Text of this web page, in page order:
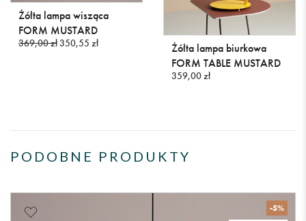
Żółta lampa wisząca
FORM MUSTARD
369,00 zł350,55 zł
Żółta lampa biurkowa
FORM TABLE MUSTARD
359,00 zł
PODOBNE PRODUKTY
-5%